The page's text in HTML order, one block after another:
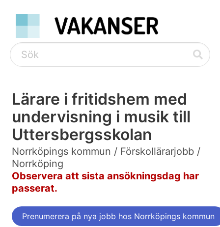
Lärare i fritidshem med
undervisning i musik till
Uttersbergsskolan
Norrköpings kommun / Förskollärarjobb /
Norrköping
Observera att sista ansökningsdag har
passerat.
Prenumerera på nya jobb hos Norrköpings kommun